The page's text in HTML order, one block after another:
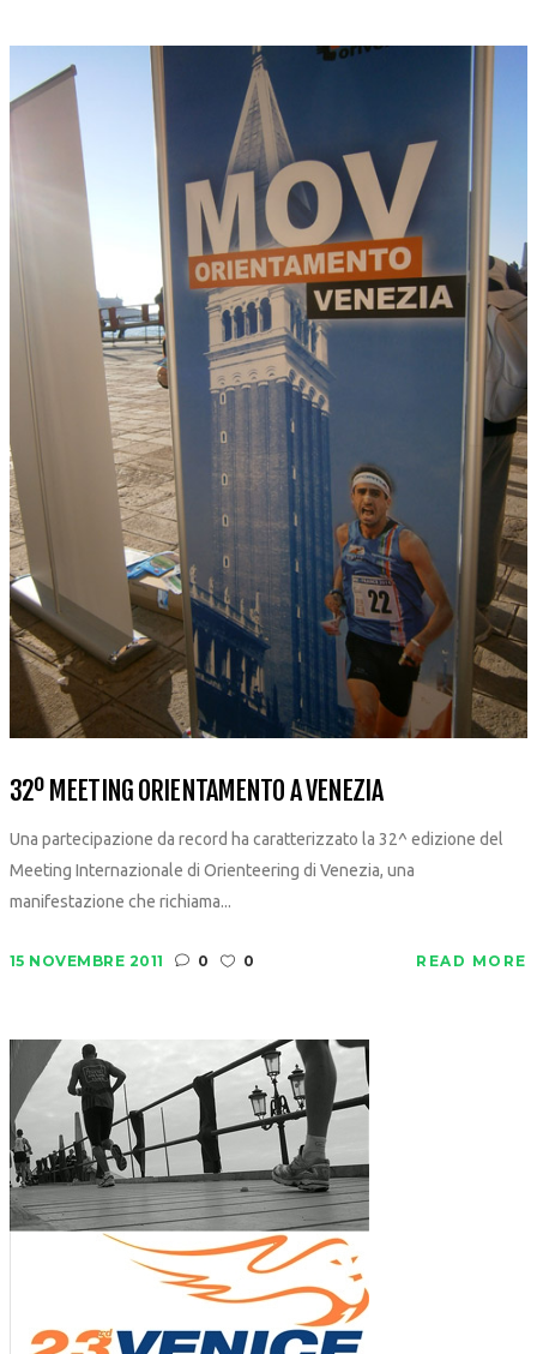
32º MEETING ORIENTAMENTO A VENEZIA
Una partecipazione da record ha caratterizzato la 32^ edizione del
Meeting Internazionale di Orienteering di Venezia, una
manifestazione che richiama...
15 NOVEMBRE 2011 0 0 READ MORE